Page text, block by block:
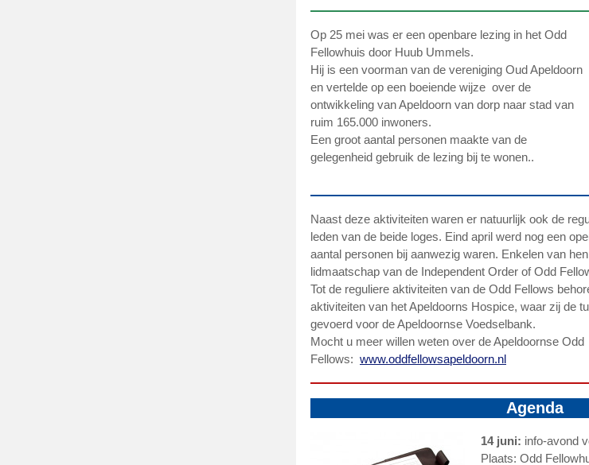
Op 25 mei was er een openbare lezing in het Odd
Fellowhuis door Huub Ummels.
Hij is een voorman van de vereniging Oud Apeldoorn
en vertelde op een boeiende wijze over de
ontwikkeling van Apeldoorn van dorp naar stad van
ruim 165.000 inwoners.
Een groot aantal personen maakte van de
gelegenheid gebruik de lezing bij te wonen..
Naast deze aktiviteiten waren er natuurlijk ook de
leden van de beide loges. Eind april werd nog een
aantal personen bij aanwezig waren. Enkelen van
lidmaatschap van de Independent Order of Odd
Tot de reguliere aktiviteiten van de Odd Fellows
aktiviteiten van het Apeldoorns Hospice, waar zij de
gevoerd voor de Apeldoornse Voedselbank.
Mocht u meer willen weten over de Apeldoornse Odd
Fellows: www.oddfellowsapeldoorn.nl
Agenda
14 juni: info-avond
Plaats: Odd